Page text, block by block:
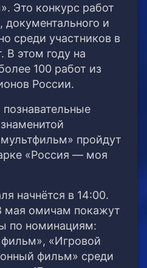
Это конкурс работ
документального и
среди участников в
В этом году на
100 работ из
России.
пройдут
«Россия — моя
начнётся в 14:00.
мая омичам покажут
по номинациям:
«Игровой
фильм» среди